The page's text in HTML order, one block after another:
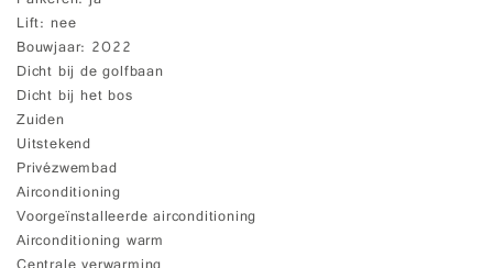
Lift nee
Bouwjaar 2022
Dicht bij de golfbaan
Dicht bij het bos
Zuiden
Uitstekend
Privézwembad
Airconditioning
Voorgeïnstalleerde airconditioning
Airconditioning warm